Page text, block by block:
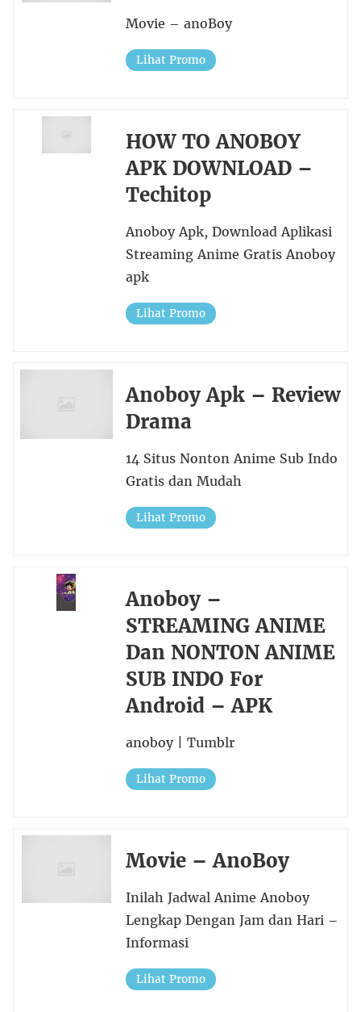
Movie – anoBoy
Lihat Promo
HOW TO ANOBOY
APK DOWNLOAD –
Techitop
Anoboy Apk, Download Aplikasi
Streaming Anime Gratis Anoboy
apk
Lihat Promo
Anoboy Apk – Review
Drama
14 Situs Nonton Anime Sub Indo
Gratis dan Mudah
Lihat Promo
Anoboy –
STREAMING ANIME
Dan NONTON ANIME
SUB INDO For
Android – APK
anoboy | Tumblr
Lihat Promo
Movie – AnoBoy
Inilah Jadwal Anime Anoboy
Lengkap Dengan Jam dan Hari –
Informasi
Lihat Promo